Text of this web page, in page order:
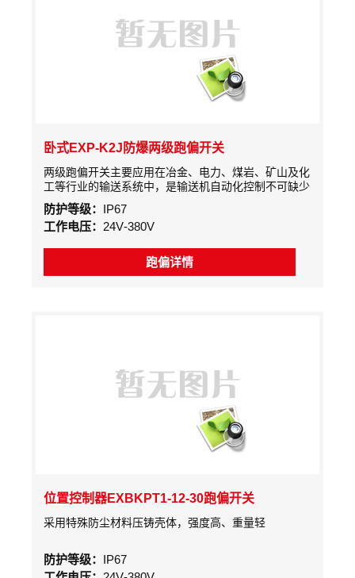
卧式EXP-K2J防爆两级跑偏开关
两级跑偏开关主要应用在冶金、电力、煤岩、矿山及化
工等行业的输送系统中，是输送机自动化控制不可缺少
的传感元件本产品可用于输送机胶带跑偏的检测，防止
由于胶带跑偏而造成物料溢出等故障。本产品由于安装
方便、开关性能可靠，在输送机胶带中广泛应用。
防护等级： IP67
工作电压： 24V-380V
跑偏详情
位置控制器EXBKPT1-12-30跑偏开关
采用特殊防尘材料压铸壳体，强度高、重量轻
防护等级： IP67